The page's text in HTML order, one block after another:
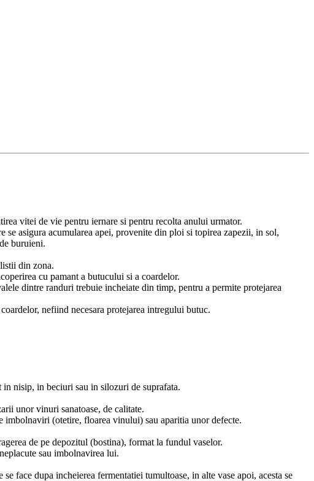
vitei de vie pentru iernare si pentru recolta anului urmator.
se asigura acumularea apei, provenite din ploi si topirea zapezii, in sol,
buruieni.
din zona.
cu pamant a butucului si a coardelor.
dintre randuri trebuie incheiate din timp, pentru a permite protejarea
nefiind necesara protejarea intregului butuc.
nisip, in beciuri sau in silozuri de suprafata.
unor vinuri sanatoase, de calitate.
(otetire, floarea vinului) sau aparitia unor defecte.
de pe depozitul (bostina), format la fundul vaselor.
sau imbolnavirea lui.
face dupa incheierea fermentatiei tumultoase, in alte vase apoi, acesta se